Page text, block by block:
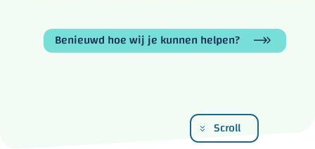
Benieuwd hoe wij je kunnen helpen?
Scroll